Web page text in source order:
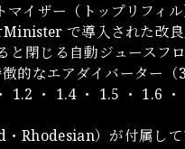
イザー（トップリフィル
で導入された改
閉じる自動ジュースフ
的なエアダイバーター（
1.2 ・ 1.4 ・ 1.5 ・ 1.6
Rhodesian）が付属して